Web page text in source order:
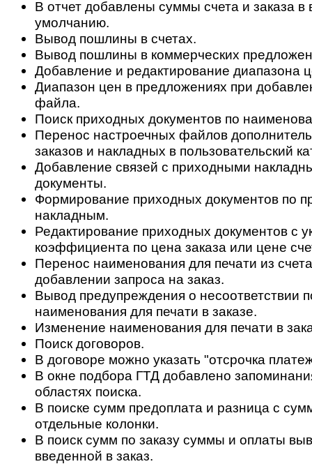
В отчет добавлены суммы счета и заказа в
умолчанию.
Вывод пошлины в счетах.
Вывод пошлины в коммерческих
Добавление и редактирование диапазона
Диапазон цен в предложениях при
файла.
Поиск приходных документов по
Перенос настроечных файлов
заказов и накладных в пользовательский
Добавление связей с приходными
документы.
Формирование приходных документов по
накладным.
Редактирование приходных документов с
коэффициента по цена заказа или цене
Перенос наименования для печати из
добавлении запроса на заказ.
Вывод предупреждения о несоответствии
наименования для печати в заказе.
Изменение наименования для печати в
Поиск договоров.
В договоре можно указать "отсрочка
В окне подбора ГТД добавлено
областях поиска.
В поиске сумм предоплата и разница с
отдельные колонки.
В поиск сумм по заказу суммы и оплаты
введенной в заказ.